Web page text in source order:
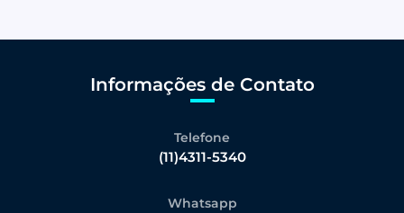
Informações de Contato
Telefone
(11)4311-5340
Whatsapp